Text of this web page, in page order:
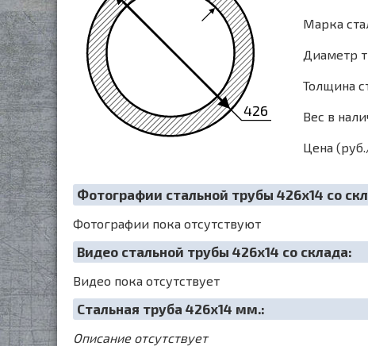
426
Марка
Диаметр
Толщина
Вес в
Цена
Фотографии стальной трубы 426х14 со
Фотографии пока отсутствуют
Видео стальной трубы 426х14 со склада:
Видео пока отсутствует
Cтальная труба 426х14 мм.:
Описание отсутствует